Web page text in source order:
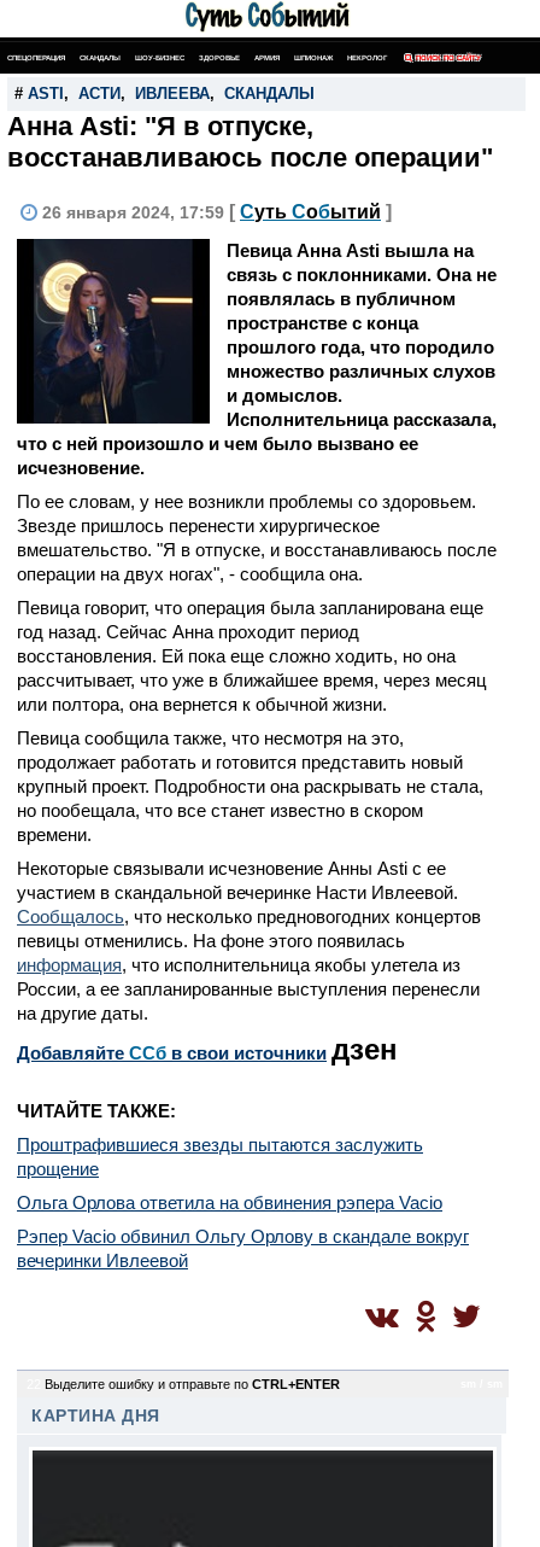
СПЕЦОПЕРАЦИЯ СКАНДАЛЫ ШОУ-БИЗНЕС ЗДОРОВЬЕ АРМИЯ ШПИОНАЖ НЕКРОЛОГ ПОИСК ПО САЙТУ
# ASTI , АСТИ , ИВЛЕЕВА, СКАНДАЛЫ
Анна Asti: "Я в отпуске,
восстанавливаюсь после операции"
26 января 2024, 17:59 [ Суть Событий ]
Певица Анна Asti вышла на
связь с поклонниками. Она не
появлялась в публичном
пространстве с конца
прошлого года, что породило
множество различных слухов
и домыслов.
Исполнительница рассказала,
что с ней произошло и чем было вызвано ее
исчезновение.
По ее словам, у нее возникли проблемы со здоровьем.
Звезде пришлось перенести хирургическое
вмешательство. "Я в отпуске, и восстанавливаюсь после
операции на двух ногах", - сообщила она.
Певица говорит, что операция была запланирована еще
год назад. Сейчас Анна проходит период
восстановления. Ей пока еще сложно ходить, но она
рассчитывает, что уже в ближайшее время, через месяц
или полтора, она вернется к обычной жизни.
Певица сообщила также, что несмотря на это,
продолжает работать и готовится представить новый
крупный проект. Подробности она раскрывать не стала,
но пообещала, что все станет известно в скором
времени.
Некоторые связывали исчезновение Анны Asti с ее
участием в скандальной вечеринке Насти Ивлеевой.
Сообщалось, что несколько предновогодних концертов
певицы отменились. На фоне этого появилась
информация, что исполнительница якобы улетела из
России, а ее запланированные выступления перенесли
на другие даты.
Добавляйте CСб в свои источники дзен
ЧИТАЙТЕ ТАКЖЕ:
Проштрафившиеся звезды пытаются заслужить
прощение
Ольга Орлова ответила на обвинения рэпера Vacio
Рэпер Vacio обвинил Ольгу Орлову в скандале вокруг
вечеринки Ивлеевой
Выделите ошибку и отправьте по CTRL+ENTER
КАРТИНА ДНЯ